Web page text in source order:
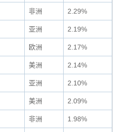
非洲 2.29%
亚洲 2.19%
欧洲 2.17%
美洲 2.14%
亚洲 2.10%
美洲 2.09%
非洲 1.98%